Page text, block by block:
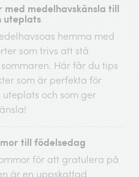
med medelhavskänsla till
uteplats
hemma med
som trivs att stå
Här får du tips
som är perfekta för
uteplats och som ger
till födelsedag
för att gratulera på
är en uppskattad